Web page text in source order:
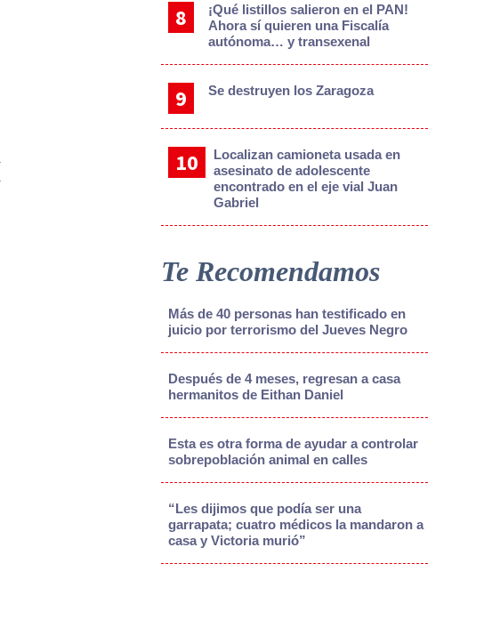
¡Qué listillos salieron en el PAN!
Ahora sí quieren una Fiscalía
autónoma… y transexenal
Se destruyen los Zaragoza
Localizan camioneta usada en
asesinato de adolescente
encontrado en el eje vial Juan
Gabriel
Te Recomendamos
Más de 40 personas han testificado en
juicio por terrorismo del Jueves Negro
Después de 4 meses, regresan a casa
hermanitos de Eithan Daniel
Esta es otra forma de ayudar a controlar
sobrepoblación animal en calles
“Les dijimos que podía ser una
garrapata; cuatro médicos la mandaron a
casa y Victoria murió”